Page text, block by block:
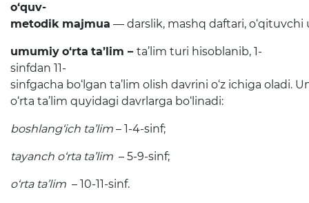
o‘quv-
metodik majmua — darslik, mashq daftari,
umumiy o‘rta ta’lim – ta’lim turi hisoblanib, 1-
sinfdan 11-
sinfgacha bo‘lgan ta’lim olish davrini o‘z ichiga oladi.
o‘rta ta’lim quyidagi davrlarga bo‘linadi:
boshlang‘ich ta’lim – 1-4-sinf;
tayanch o‘rta ta’lim – 5-9-sinf;
o‘rta ta’lim – 10-11-sinf.